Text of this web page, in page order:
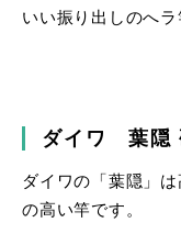
いい振り出しのへラ
ダイワ 葉隠
ダイワの「葉隠」
の高い竿です。